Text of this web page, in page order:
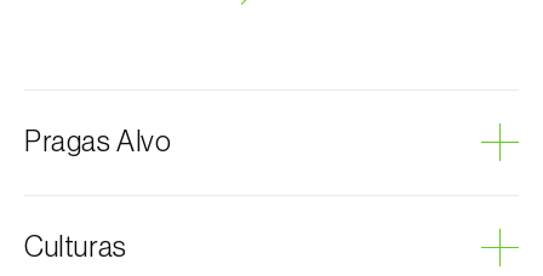
Pragas Alvo
Culturas